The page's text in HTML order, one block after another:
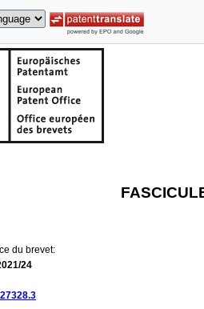
du brevet:
24